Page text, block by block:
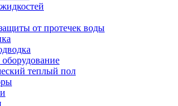
от протечек воды
теплый пол